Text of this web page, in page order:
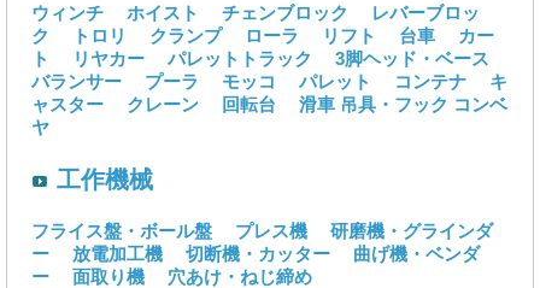
ウィンチ ホイスト チェンブロック
レバーブロッ
ク
トロリ クランプ ローラ リフト 台車
カー
ト
リヤカー パレットトラック
3脚ヘッド・ベース
バランサー
プーラ モッコ パレット コンテナ
キ
ャスター
クレーン 回転台 滑車 吊具・フック コンベ
ヤ
工作機械
フライス盤・ボール盤 プレス機
研磨機・グラインダ
ー
放電加工機 切断機・カッター
曲げ機・ベンダ
ー
面取り機 穴あけ・ねじ締め